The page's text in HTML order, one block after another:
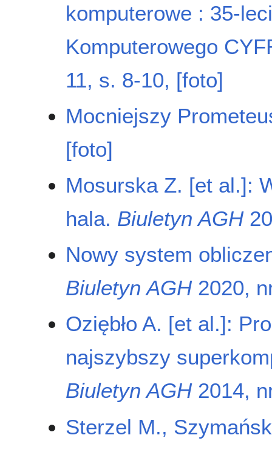
komputerowe : 35-
Komputerowego
11, s. 8-10, [foto]
Mocniejszy
[foto]
Mosurska Z. [et al.]:
hala. Biuletyn AGH
Nowy system
Biuletyn AGH2020,
Oziębło A. [et al.]:
najszybszy
Biuletyn AGH2014,
Sterzel M.,